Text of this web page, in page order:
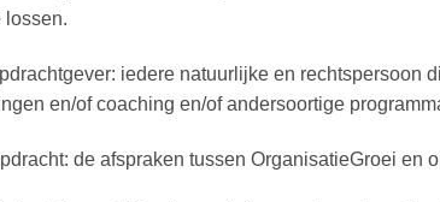
lossen.
iedere natuurlijke en rechtspersoon
en/of coaching en/of andersoortige
de afspraken tussen OrganisatieGroei en